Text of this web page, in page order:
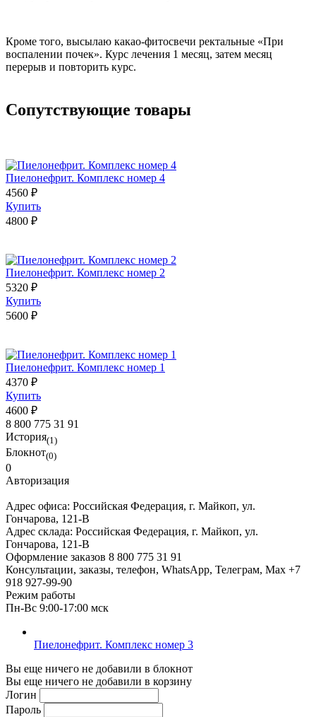
Кроме того, высылаю какао-фитосвечи ректальные «При
воспалении почек». Курс лечения 1 месяц, затем месяц
перерыв и повторить курс.
Сопутствующие товары
Пиелонефрит. Комплекс номер 4
4560 ₽
Купить
4800 ₽
Пиелонефрит. Комплекс номер 2
5320 ₽
Купить
5600 ₽
Пиелонефрит. Комплекс номер 1
4370 ₽
Купить
4600 ₽
8 800 775 31 91
История(1)
Блокнот(0)
0
Авторизация
Адрес офиса: Российская Федерация, г. Майкоп, ул.
Гончарова, 121-В
Адрес склада: Российская Федерация, г. Майкоп, ул.
Гончарова, 121-В
Оформление заказов 8 800 775 31 91
Консультации, заказы, телефон, WhatsApp, Телеграм, Мах +7
918 927-99-90
Режим работы
Пн-Вс 9:00-17:00 мск
Пиелонефрит. Комплекс номер 3
Вы еще ничего не добавили в блокнот
Вы еще ничего не добавили в корзину
Логин
Пароль